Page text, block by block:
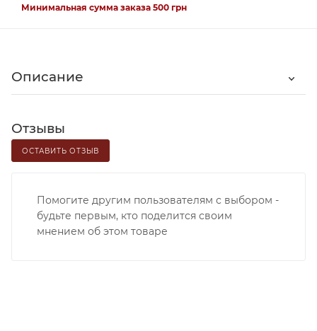
Минимальная сумма заказа 500 грн
Описание
Отзывы
ОСТАВИТЬ ОТЗЫВ
Помогите другим пользователям с выбором -
будьте первым, кто поделится своим
мнением об этом товаре